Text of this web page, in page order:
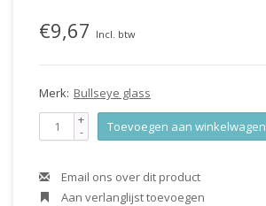
€9,67 Incl. btw
Merk: Bullseye glass
+
- Toevoegen aan winkelwagen
Email ons over dit product
Aan verlanglijst toevoegen